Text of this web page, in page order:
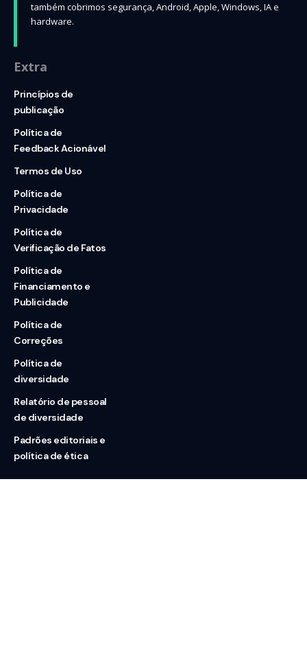
também cobrimos segurança, Android, Apple, Windows, IA e
hardware.
Extra
Princípios de
publicação
Política de
Feedback Acionável
Termos de Uso
Política de
Privacidade
Política de
Verificação de Fatos
Política de
Financiamento e
Publicidade
Política de
Correções
Política de
diversidade
Relatório de pessoal
de diversidade
Padrões editoriais e
política de ética